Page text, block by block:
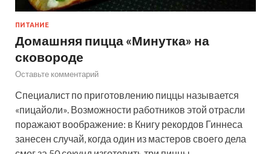
ПИТАНИЕ
Домашняя пицца «Минутка» на
сковороде
Оставьте комментарий
Специалист по приготовлению пиццы называется
«пицайоли». Возможности работников этой отрасли
поражают воображение: в Книгу рекордов Гиннеса
занесен случай, когда один из мастеров своего дела